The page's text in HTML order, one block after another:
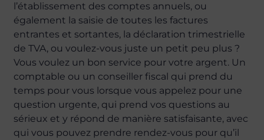
l’établissement des comptes annuels, ou
également la saisie de toutes les factures
entrantes et sortantes, la déclaration trimestrielle
de TVA, ou voulez-vous juste un petit peu plus ?
Vous voulez un bon service pour votre argent. Un
comptable ou un conseiller fiscal qui prend du
temps pour vous lorsque vous appelez pour une
question urgente, qui prend vos questions au
sérieux et y répond de manière satisfaisante, avec
qui vous pouvez prendre rendez-vous pour qu’il